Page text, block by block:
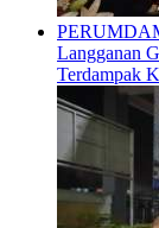
Langganan
Terdampak